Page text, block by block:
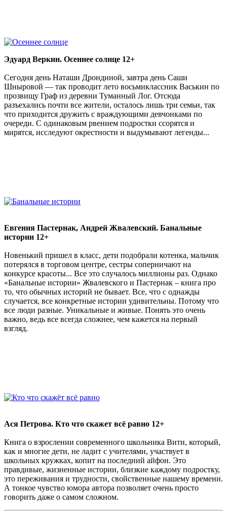
Эдуард Веркин. Осеннее солнце 12+
Сегодня день Наташи Дрондиной, завтра день Саши
Шныровой — так проводит лето восьмиклассник Васькин по
прозвищу Граф из деревни Туманный Лог. Отсюда
разъехались почти все жители, осталось лишь три семьи, так
что приходится дружить с враждующими девчонками по
очереди. С одинаковым рвением подростки ссорятся и
мирятся, исследуют окрестности и выдумывают легенды...
Евгения Пастернак, Андрей Жвалевский. Банальные
истории 12+
Новенький пришел в класс, дети подобрали котенка, мальчик
потерялся в торговом центре, сестры соперничают на
конкурсе красоты... Все это случалось миллионы раз. Однако
«Банальные истории» Жвалевского и Пастернак – книга про
то, что обычных историй не бывает. Все, что с однажды
случается, все конкретные истории удивительны. Потому что
все люди разные. Уникальные и живые. Понять это очень
важно, ведь все всегда сложнее, чем кажется на первый
взгляд.
Ася Петрова. Кто что скажет всё равно 12+
Книга о взрослении современного школьника Вити, который,
как и многие дети, не ладит с учителями, участвует в
школьных кружках, копит на последний айфон. Это
правдивые, жизненные истории, близкие каждому подростку,
это переживания и трудности, свойственные нашему времени.
А тонкое чувство юмора автора позволяет очень просто
говорить даже о самом сложном.